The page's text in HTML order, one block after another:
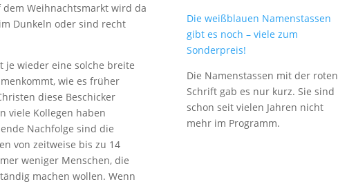
Weihnachtsmarkt wird da
Dunkeln oder sind recht
je wieder eine solche breite
wie es früher
diese Beschicker
viele Kollegen haben
Nachfolge sind die
von zeitweise bis zu 14
weniger Menschen, die
machen wollen. Wenn
Die weißblauen Namenstassen
gibt es noch – viele zum
Sonderpreis!
Die Namenstassen mit der roten
Schrift gab es nur kurz. Sie sind
schon seit vielen Jahren nicht
mehr im Programm.